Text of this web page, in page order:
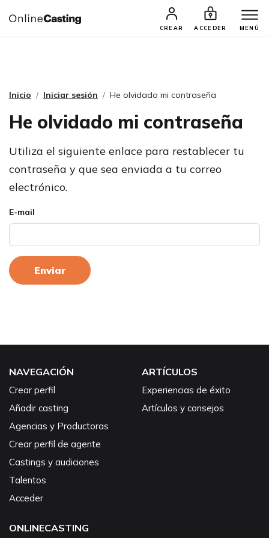
CREAR ACCEDER MENÚ
CASTINGS Y AUDICIONES TALENTOS
Inicio Iniciar sesión He olvidado mi contraseña
He olvidado mi contraseña
Utiliza el siguiente enlace para restablecer tu
contraseña y que sea enviada a tu correo
electrónico.
E-mail
Enviar
NAVEGACIÓN
Crear perfil
Añadir casting
Agencias y Productoras
Crear perfil de agente
Castings y audiciones
Talentos
Acceder
ARTÍCULOS
Experiencias de éxito
Artículos y consejos
ONLINECASTING